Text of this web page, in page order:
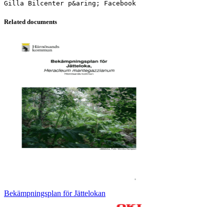
Related documents
Bekämpningsplan för Jättelokan